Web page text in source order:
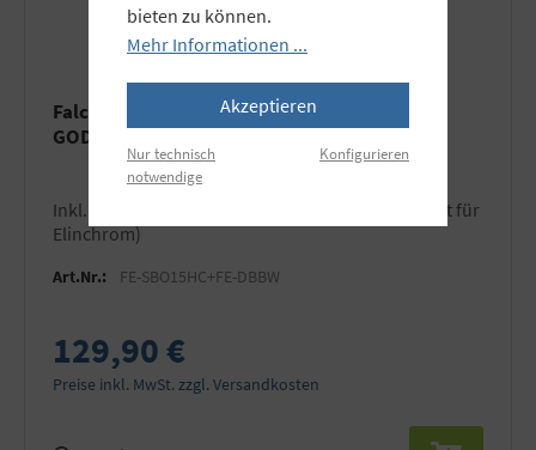
Falcon Eyes Softbox Octa 150cm für
GODOX/BOWENS, inkl. Wabengitter
inkl. Speedring für Bowens/Godox (nicht geeignet für
Elinchrom)
Art.Nr.: FE-SBO15HC+FE-DBBW
129,90 €
Preise inkl. MwSt. zzgl. Versandkosten
bieten zu können.
Mehr Informationen ...
Akzeptieren
Nur technisch
notwendige
Konfigurieren